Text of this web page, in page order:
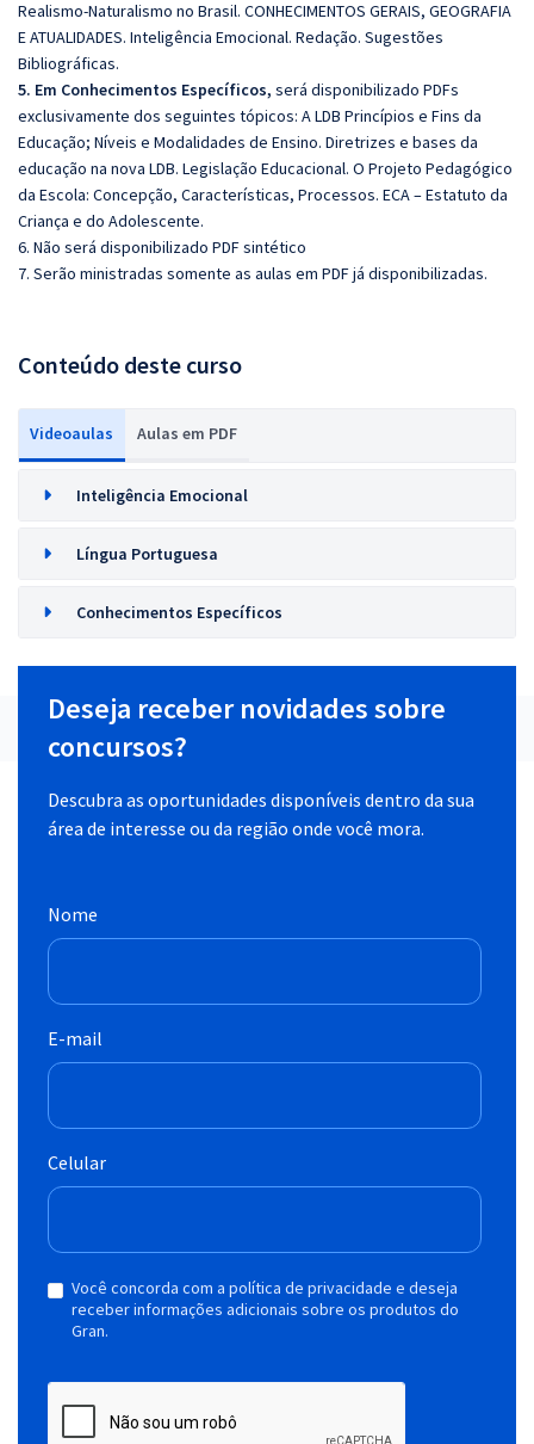
Realismo-Naturalismo no Brasil. CONHECIMENTOS GERAIS, GEOGRAFIA
E ATUALIDADES. Inteligência Emocional. Redação. Sugestões
Bibliográficas.
5. Em Conhecimentos Específicos, será disponibilizado PDFs
exclusivamente dos seguintes tópicos: A LDB Princípios e Fins da
Educação; Níveis e Modalidades de Ensino. Diretrizes e bases da
educação na nova LDB. Legislação Educacional. O Projeto Pedagógico
da Escola: Concepção, Características, Processos. ECA – Estatuto da
Criança e do Adolescente.
6. Não será disponibilizado PDF sintético
7. Serão ministradas somente as aulas em PDF já disponibilizadas.
Conteúdo deste curso
Videoaulas Aulas em PDF
Inteligência Emocional
Língua Portuguesa
Conhecimentos Específicos
Deseja receber novidades sobre
concursos?
Descubra as oportunidades disponíveis dentro da sua
área de interesse ou da região onde você mora.
Nome
E-mail
Celular
Você concorda com a política de privacidade e deseja
receber informações adicionais sobre os produtos do
Gran.